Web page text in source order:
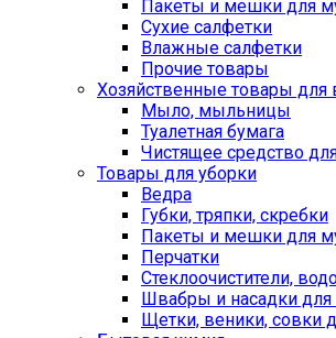
Пакеты и мешки для
Сухие салфетки
Влажные салфетки
Прочие товары
Хозяйственные товары для
Мыло, мыльницы
Туалетная бумага
Чистящее средство
Товары для уборки
Ведра
Губки, тряпки, скребки
Пакеты и мешки для
Перчатки
Стеклоочистители,
Швабры и насадки
Щетки, веники, совки